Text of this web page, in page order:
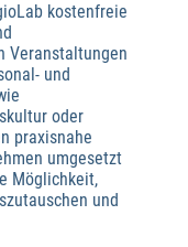
kostenfreie
Veranstaltungen
und
oder
praxisnahe
umgesetzt
Möglichkeit,
und